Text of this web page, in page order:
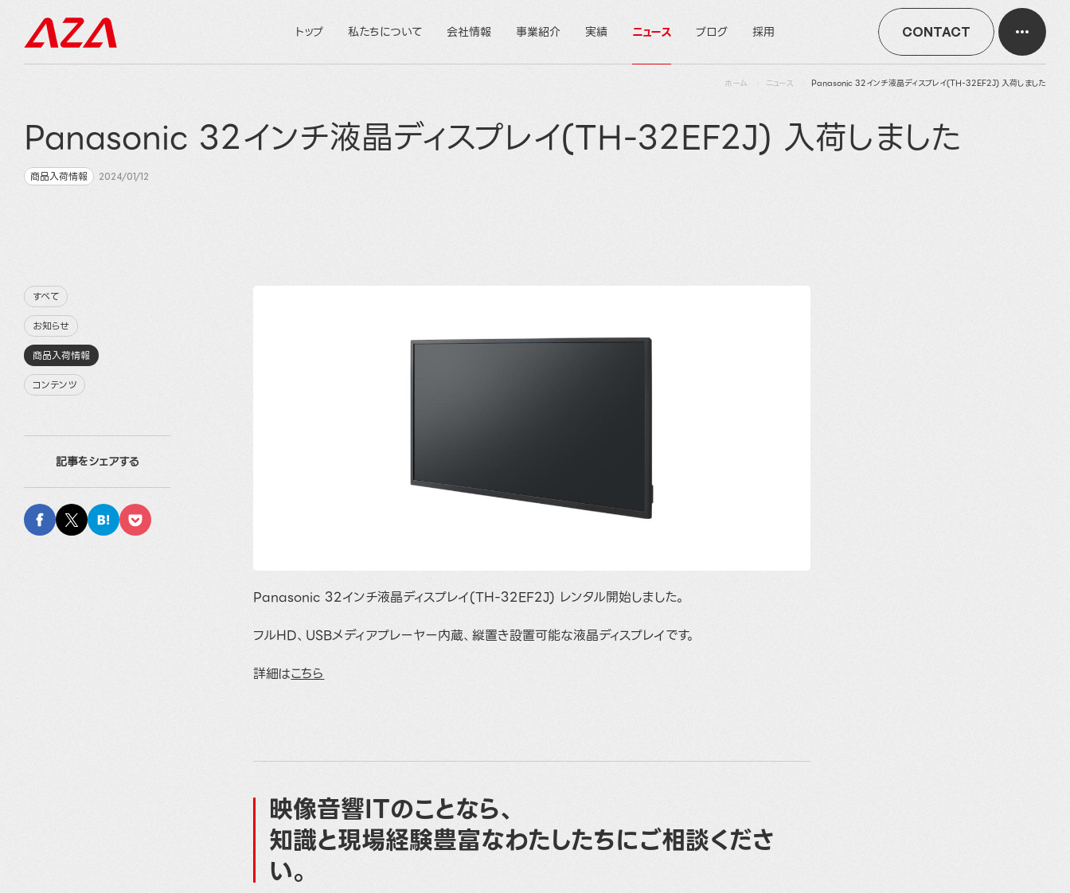
CONTACT
トップ 私たちについて 会社情報 事業紹介 実績 ニュース ブログ 採用
ホーム ニュース Panasonic 32インチ液晶ディスプレイ(TH-32EF2J) 入荷しました
Panasonic 32インチ液晶ディスプレイ(TH-32EF2J) 入荷しました
商品入荷情報 2024/01/12
すべて
お知らせ
商品入荷情報
コンテンツ
記事をシェアする
Panasonic 32インチ液晶ディスプレイ(TH-32EF2J) レンタル開始しました。
フルHD、USBメディアプレーヤー内蔵、縦置き設置可能な液晶ディスプレイです。
詳細はこちら
映像音響ITのことなら、
知識と現場経験豊富なわたしたちにご相談くださ
い。